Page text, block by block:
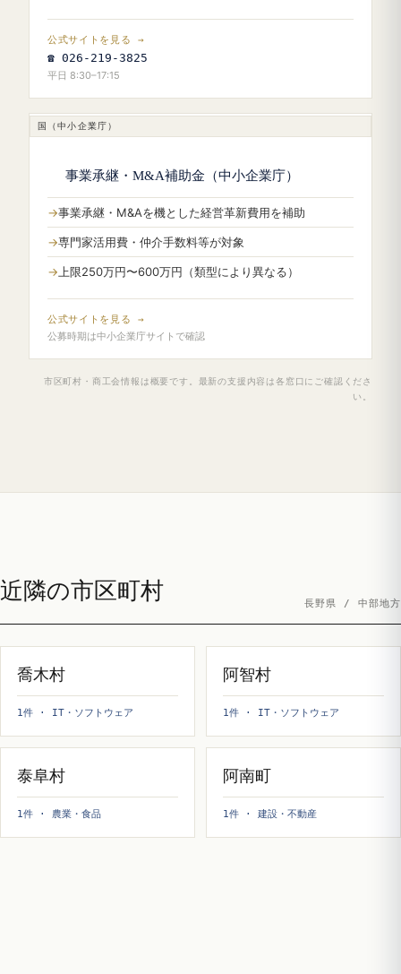
公式サイトを見る →
☎ 026-219-3825
平日 8:30–17:15
国（中小企業庁）
事業承継・M&A補助金（中小企業庁）
事業承継・M&Aを機とした経営革新費用を補助
専門家活用費・仲介手数料等が対象
上限250万円〜600万円（類型により異なる）
公式サイトを見る →
公募時期は中小企業庁サイトで確認
市区町村・商工会情報は概要です。最新の支援内容は各窓口にご確認くださ
い。
近隣の市区町村 長野県 / 中部地方
喬木村
1件 · IT・ソフトウェア
阿智村
1件 · IT・ソフトウェア
泰阜村
1件 · 農業・食品
阿南町
1件 · 建設・不動産